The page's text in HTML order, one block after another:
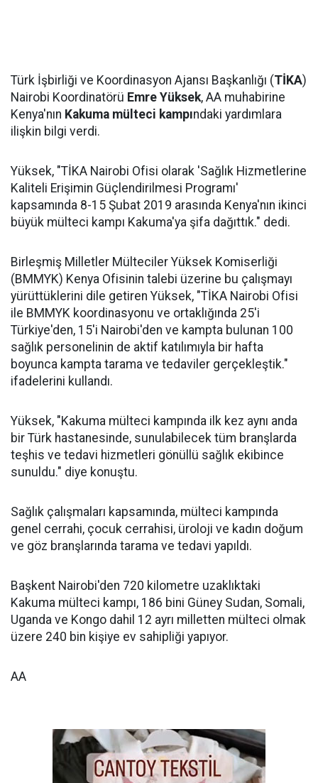
Türk İşbirliği ve Koordinasyon Ajansı Başkanlığı (TİKA)
Nairobi Koordinatörü Emre Yüksek, AA muhabirine
Kenya'nın Kakuma mülteci kampındaki yardımlara
ilişkin bilgi verdi.
Yüksek, "TİKA Nairobi Ofisi olarak 'Sağlık Hizmetlerine
Kaliteli Erişimin Güçlendirilmesi Programı'
kapsamında 8-15 Şubat 2019 arasında Kenya'nın ikinci
büyük mülteci kampı Kakuma'ya şifa dağıttık." dedi.
Birleşmiş Milletler Mülteciler Yüksek Komiserliği
(BMMYK) Kenya Ofisinin talebi üzerine bu çalışmayı
yürüttüklerini dile getiren Yüksek, "TİKA Nairobi Ofisi
ile BMMYK koordinasyonu ve ortaklığında 25'i
Türkiye'den, 15'i Nairobi'den ve kampta bulunan 100
sağlık personelinin de aktif katılımıyla bir hafta
boyunca kampta tarama ve tedaviler gerçekleştik."
ifadelerini kullandı.
Yüksek, "Kakuma mülteci kampında ilk kez aynı anda
bir Türk hastanesinde, sunulabilecek tüm branşlarda
teşhis ve tedavi hizmetleri gönüllü sağlık ekibince
sunuldu." diye konuştu.
Sağlık çalışmaları kapsamında, mülteci kampında
genel cerrahi, çocuk cerrahisi, üroloji ve kadın doğum
ve göz branşlarında tarama ve tedavi yapıldı.
Başkent Nairobi'den 720 kilometre uzaklıktaki
Kakuma mülteci kampı, 186 bini Güney Sudan, Somali,
Uganda ve Kongo dahil 12 ayrı milletten mülteci olmak
üzere 240 bin kişiye ev sahipliği yapıyor.
AA